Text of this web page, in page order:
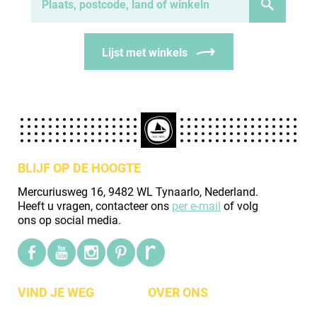
Lijst met winkels
BLIJF OP DE HOOGTE
Mercuriusweg 16, 9482 WL Tynaarlo, Nederland.
Heeft u vragen, contacteer ons per e-mail of volg
ons op social media.
VIND JE WEG OVER ONS